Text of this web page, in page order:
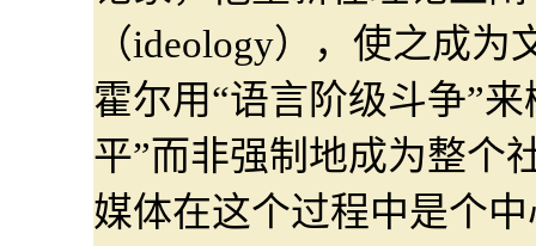
（ideology），使之成
霍尔用“语言阶级斗争”
平”而非强制地成为整个
媒体在这个过程中是个